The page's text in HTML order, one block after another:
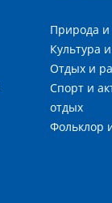
Природа
Культура
Отдых и
Спорт и
отдых
Фольклор